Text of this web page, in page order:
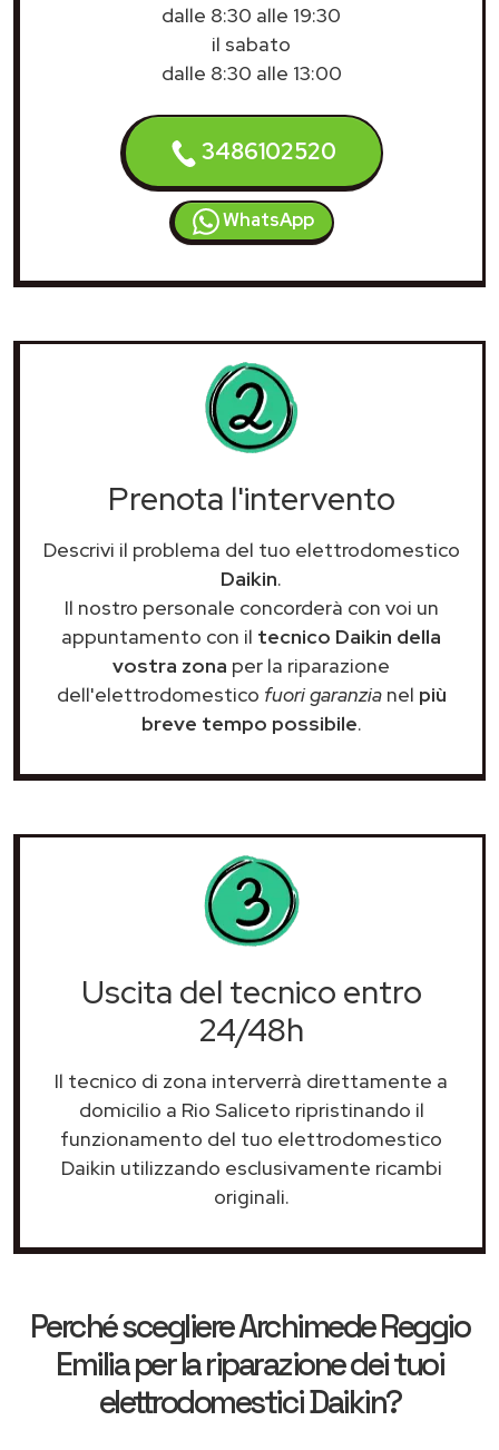
dalle 8:30 alle 19:30
il sabato
dalle 8:30 alle 13:00
3486102520
WhatsApp
Prenota l'intervento
Descrivi il problema del tuo elettrodomestico
Daikin.
Il nostro personale concorderà con voi un
appuntamento con il tecnico Daikin della
vostra zona per la riparazione
dell'elettrodomestico fuori garanzianel più
breve tempo possibile.
Uscita del tecnico entro
24/48h
Il tecnico di zona interverrà direttamente a
domicilio a Rio Saliceto ripristinando il
funzionamento del tuo elettrodomestico
Daikin utilizzando esclusivamente ricambi
originali.
Perché scegliereArchimede Reggio
Emiliaper la riparazione dei tuoi
elettrodomestici Daikin?